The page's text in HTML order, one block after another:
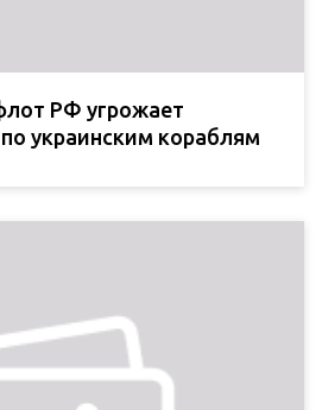
РФ угрожает
украинским кораблям